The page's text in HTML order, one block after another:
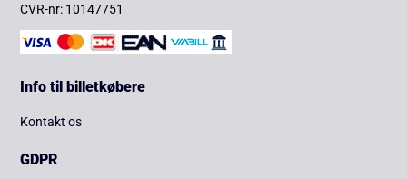
CVR-nr: 10147751
Info til billetkøbere
Kontakt os
GDPR